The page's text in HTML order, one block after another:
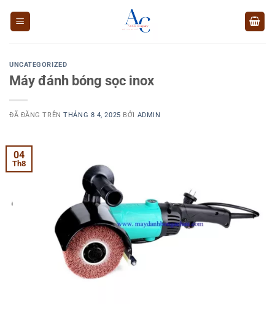
UNCATEGORIZED
Máy đánh bóng sọc inox
ĐÃ ĐĂNG TRÊNTHÁNG 8 4, 2025 BỞI ADMIN
04
Th8